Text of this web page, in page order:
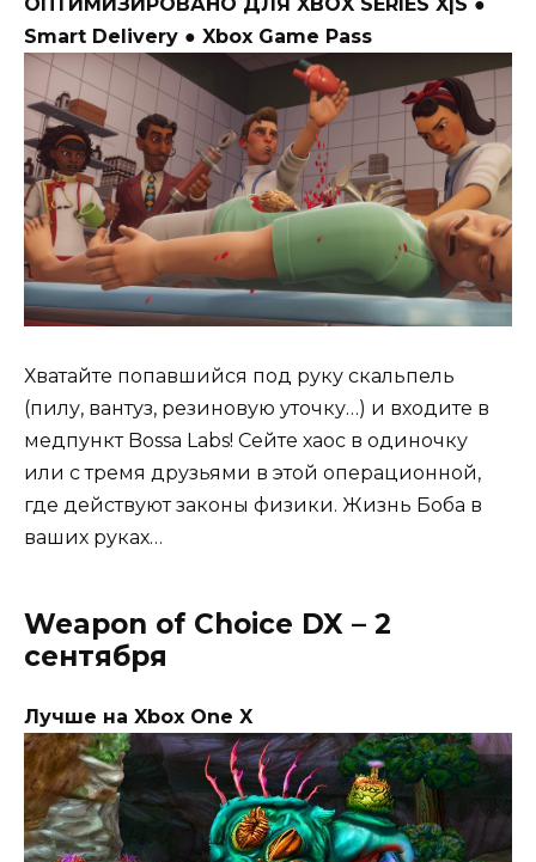
Smart Delivery ● Xbox Game Pass
Хватайте попавшийся под руку скальпель
(пилу, вантуз, резиновую уточку…) и входите в
медпункт Bossa Labs! Сейте хаос в одиночку
или с тремя друзьями в этой операционной,
где действуют законы физики. Жизнь Боба в
ваших руках…
Weapon of Choice DX – 2
сентября
Лучше на Xbox One X